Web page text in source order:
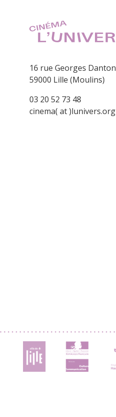
16 rue Georges Danton
59000 Lille (Moulins)
03 20 52 73 48
cinema( at )lunivers.org